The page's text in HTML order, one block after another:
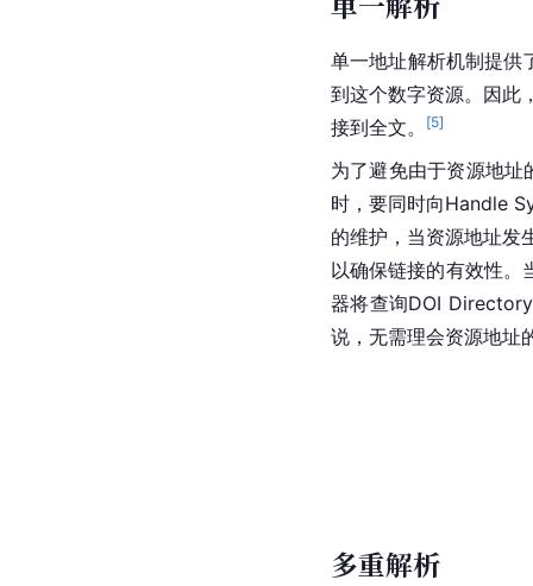
单一地址解析机制提供
到这个数字资源。因此
接到全文。
[5]
为了避免由于资源地址
时，要同时向Handle
的维护，当资源地址发
以确保链接的有效性
器将查询DOI
说，无需理会资源地址
多重解析